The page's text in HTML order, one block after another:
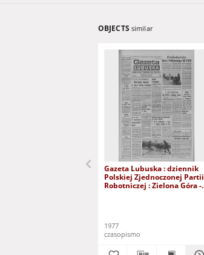
OBJECTS similar
Gazeta Lubuska : dziennik
Polskiej Zjednoczonej Partii
Robotniczej : Zielona Góra -
1977
czasopismo